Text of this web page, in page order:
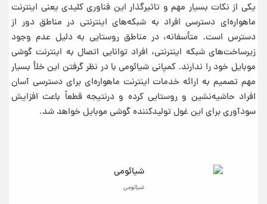
یکی از نکات بسیار مهم و تاثیرگذار این فناوری کلیدی یعنی اینترنت
ماهواره‌ای دسترسی افراد به شبکه‌های اینترنتی در مناطق دور از
دسترس است. متأسفانه، در مناطق روستایی به دلیل عدم وجود
زیرساخت‌های شبکه اینترنتی، افراد توانایی اتصال به اینترنت گوشی
موبایل خود را ندارند. کمپانی شیائومی با در نظر گرفتن این خلأ بسیار
مهم تصمیم به ارائه خدمات اینترنت ماهواره‌ای برای دسترسی آسان
افراد حاشیه‌نشین و روستایی کرده و درنتیجه قطعاً باعث افزایش
سودآوری برای این غول تولیدکننده گوشی موبایل خواهد شد.
شیائومی